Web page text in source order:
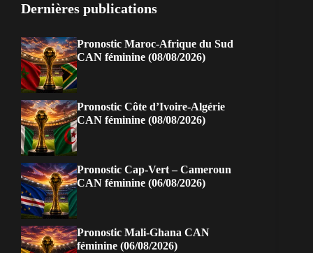
Dernières publications
Pronostic Maroc-Afrique du Sud
CAN féminine (08/08/2026)
Pronostic Côte d’Ivoire-Algérie
CAN féminine (08/08/2026)
Pronostic Cap-Vert – Cameroun
CAN féminine (06/08/2026)
Pronostic Mali-Ghana CAN
féminine (06/08/2026)